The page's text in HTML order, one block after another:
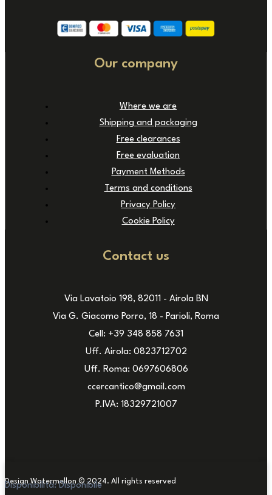
Our company
Where we are
Shipping and packaging
Free clearances
Free evaluation
Payment Methods
Terms and conditions
Privacy Policy
Cookie Policy
Contact us
Via Lavatoio 198, 82011 - Airola BN
Via G. Giacomo Porro, 18 - Parioli, Roma
Cell: +39 348 858 7631
Uff. Airola: 0823712702
Uff. Roma: 0697606806
ccercantico@gmail.com
P.IVA: 18329721007
Design Watermellon © 2024. All rights reserved
Disponibilità: Disponibile